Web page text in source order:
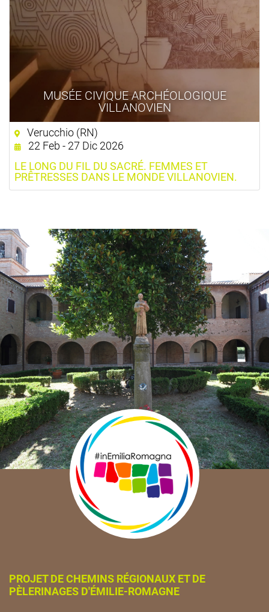
MUSÉE CIVIQUE ARCHÉOLOGIQUE
VILLANOVIEN
Verucchio (RN)
22 Feb - 27 Dic 2026
LE LONG DU FIL DU SACRÉ. FEMMES ET
PRÊTRESSES DANS LE MONDE VILLANOVIEN.
PROJET DE CHEMINS RÉGIONAUX ET DE
PÈLERINAGES D'ÉMILIE-ROMAGNE